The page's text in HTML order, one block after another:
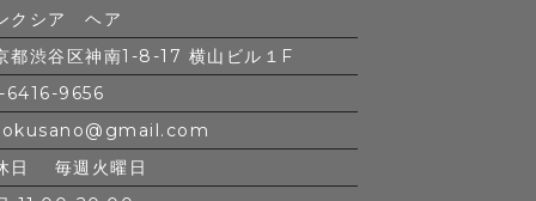
クシア ヘア
都渋谷区神南1-8-17 横山ビル１F
6416-9656
日 毎週火曜日